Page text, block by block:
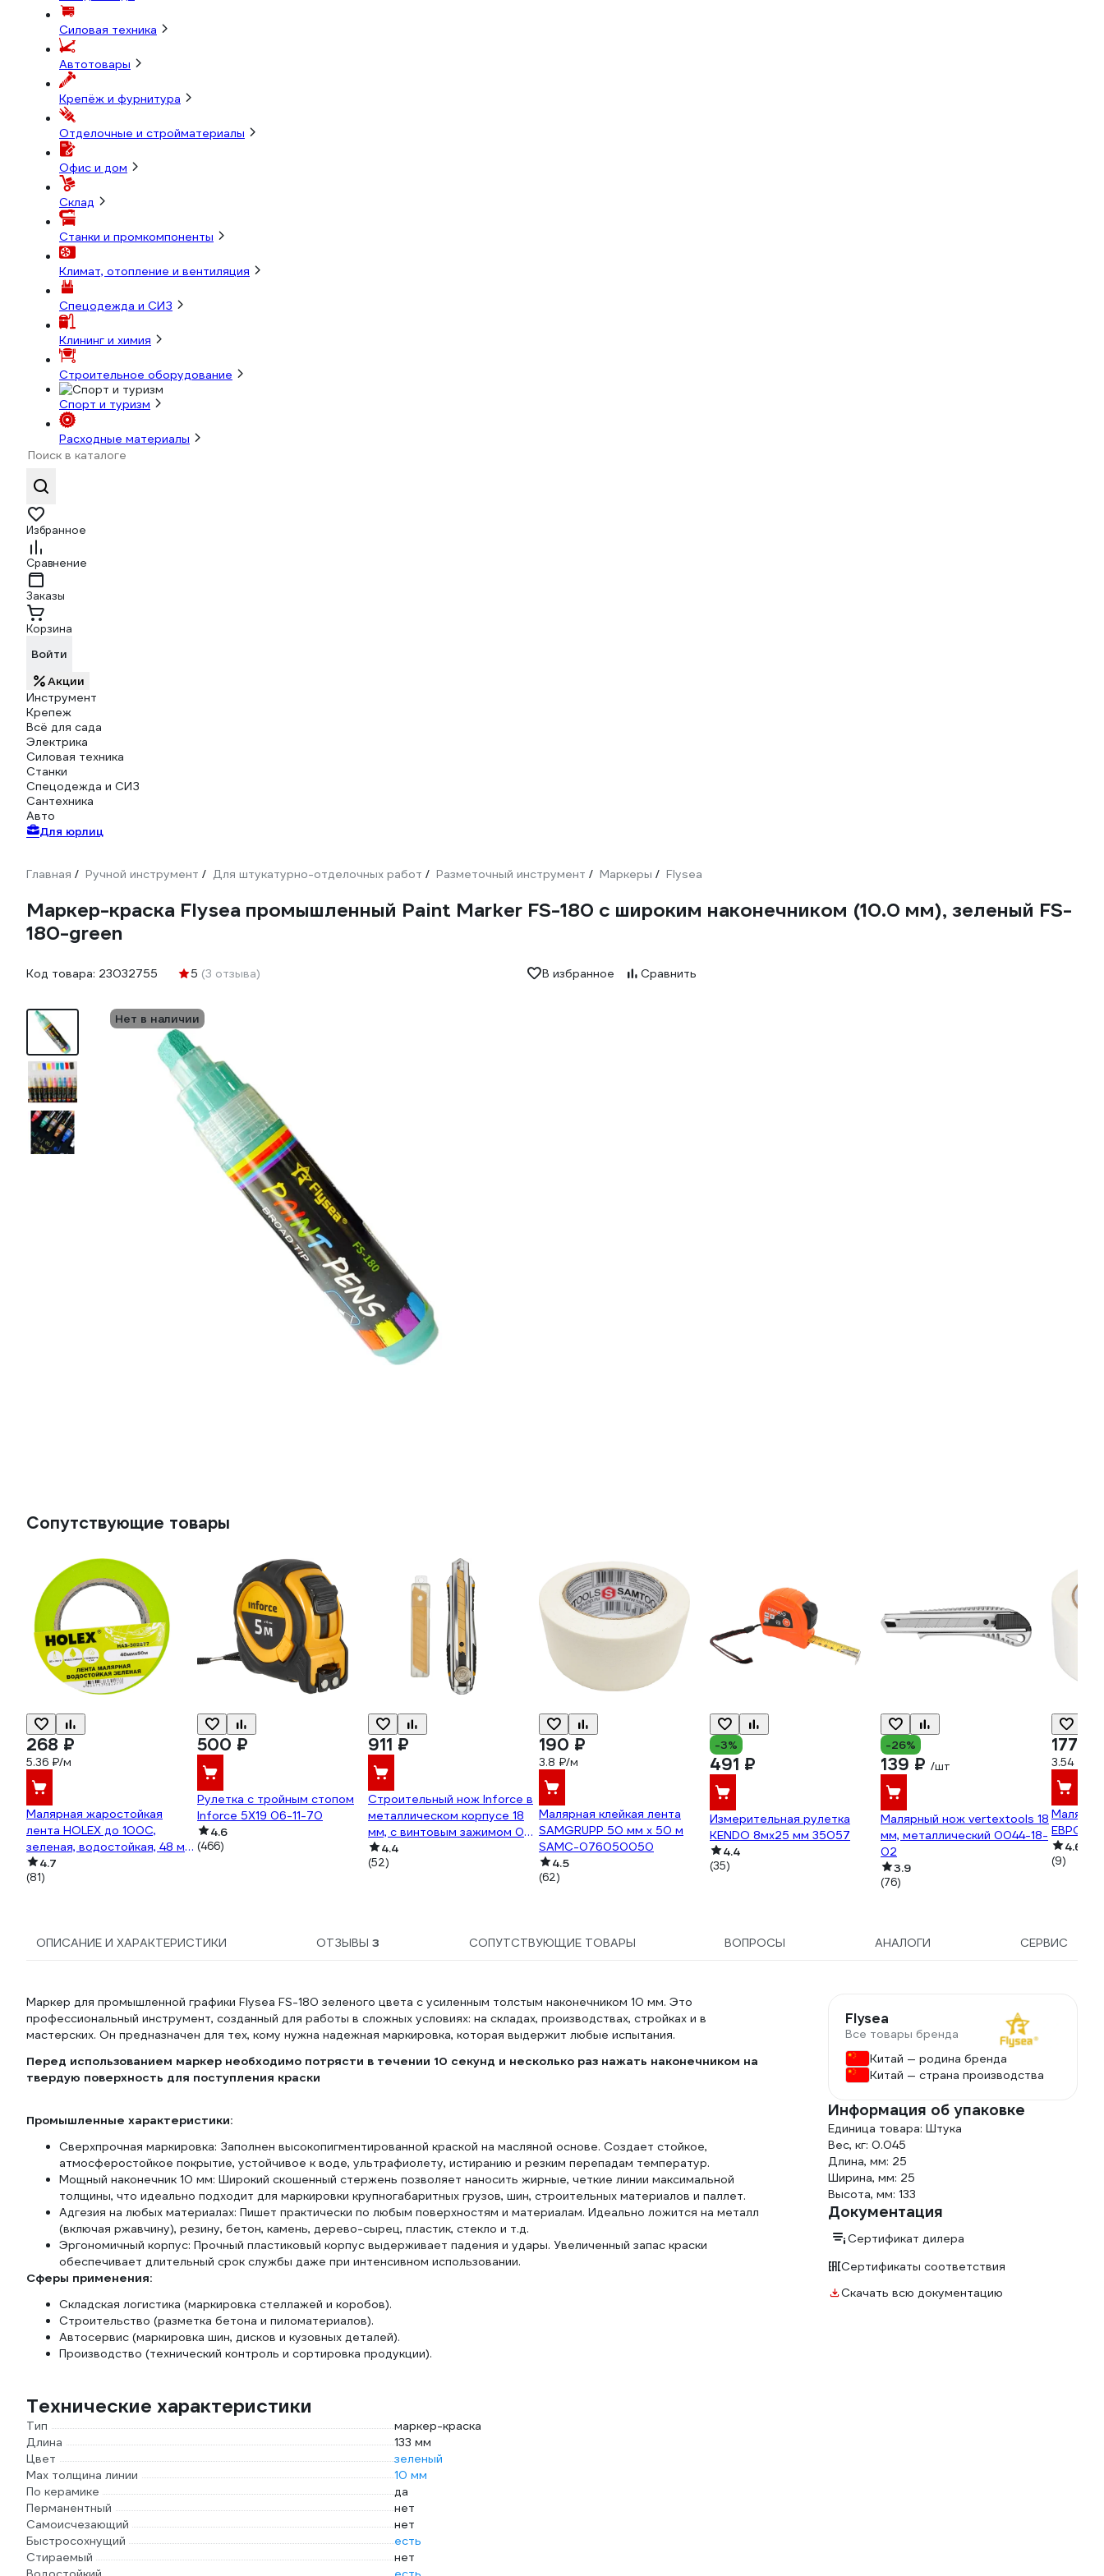
Силовая техника
Автотовары
Крепёж и фурнитура
Отделочные и стройматериалы
Офис и дом
Склад
Станки и промкомпоненты
Климат, отопление и вентиляция
Спецодежда и СИЗ
Клининг и химия
Строительное оборудование
Спорт и туризм
Расходные материалы
Избранное
Сравнение
Заказы
Корзина
Войти
Акции
Инструмент
Крепеж
Всё для сада
Электрика
Силовая техника
Станки
Спецодежда и СИЗ
Сантехника
Авто
Для юрлиц
Главная / Ручной инструмент / Для штукатурно-отделочных работ / Разметочный инструмент / Маркеры / Flysea
Маркер-краска Flysea промышленный Paint Marker FS-180 с широким наконечником (10.0 мм), зеленый FS-
180-green
Код товара: 23032755 5 (3 отзыва) В избранное Сравнить
Нет в наличии
Сопутствующие товары
268 ₽
5.36 ₽/м
Малярная жаростойкая
лента HOLEX до 100С,
зеленая, водостойкая, 48 мм,
50 м HAS-382277
4.7
(81)
500 ₽
Рулетка с тройным стопом
Inforce 5Х19 06-11-70
4.6
(466)
911 ₽
Строительный нож Inforce в
металлическом корпусе 18
мм, с винтовым зажимом 06-
02-12
4.4
(52)
190 ₽
3.8 ₽/м
Малярная клейкая лента
SAMGRUPP 50 мм х 50 м
SAMC-076050050
4.5
(62)
-3%
491 ₽
Измерительная рулетка
KENDO 8мх25 мм 35057
4.4
(35)
-26%
139 ₽ /шт
Малярный нож vertextools 18
мм, металлический 0044-18-
02
3.9
(76)
177 ₽
3.54 ₽/м
ЕВРО 48
4.6
(9)
ОПИСАНИЕ И ХАРАКТЕРИСТИКИ ОТЗЫВЫ 3 СОПУТСТВУЮЩИЕ ТОВАРЫ ВОПРОСЫ АНАЛОГИ СЕРВИС
Маркер для промышленной графики Flysea FS-180 зеленого цвета с усиленным толстым наконечником 10 мм. Это
профессиональный инструмент, созданный для работы в сложных условиях: на складах, производствах, стройках и в
мастерских. Он предназначен для тех, кому нужна надежная маркировка, которая выдержит любые испытания.
Перед использованием маркер необходимо потрясти в течении 10 секунд и несколько раз нажать наконечником на
твердую поверхность для поступления краски
Промышленные характеристики:
Сверхпрочная маркировка: Заполнен высокопигментированной краской на масляной основе. Создает стойкое,
атмосферостойкое покрытие, устойчивое к воде, ультрафиолету, истиранию и резким перепадам температур.
Мощный наконечник 10 мм: Широкий скошенный стержень позволяет наносить жирные, четкие линии максимальной
толщины, что идеально подходит для маркировки крупногабаритных грузов, шин, строительных материалов и паллет.
Адгезия на любых материалах: Пишет практически по любым поверхностям и материалам. Идеально ложится на металл
(включая ржавчину), резину, бетон, камень, дерево-сырец, пластик, стекло и т.д.
Эргономичный корпус: Прочный пластиковый корпус выдерживает падения и удары. Увеличенный запас краски
обеспечивает длительный срок службы даже при интенсивном использовании.
Сферы применения:
Складская логистика (маркировка стеллажей и коробов).
Строительство (разметка бетона и пиломатериалов).
Автосервис (маркировка шин, дисков и кузовных деталей).
Производство (технический контроль и сортировка продукции).
Технические характеристики
Тип
маркер-краска
Длина
133 мм
Цвет
зеленый
Мах толщина линии
10 мм
По керамике
да
Перманентный
нет
Самоисчезающий
нет
Быстросохнущий
есть
Стираемый
нет
Flysea
Все товары бренда
Китай — родина бренда
Китай — страна производства
Информация об упаковке
Единица товара: Штука
Вес, кг: 0.045
Длина, мм: 25
Ширина, мм: 25
Высота, мм: 133
Документация
Сертификат дилера
Сертификаты соответствия
Скачать всю документацию